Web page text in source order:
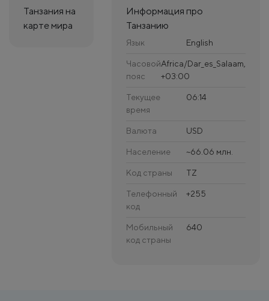
Танзания на
карте мира
Информация про
Танзанию
Язык English
Часовой
пояс
Africa/Dar_es_Salaam,
+03:00
Текущее
время
06:14
Валюта USD
Население ~66.06 млн.
Код страны TZ
Телефонный
код
+255
Мобильный
код страны
640